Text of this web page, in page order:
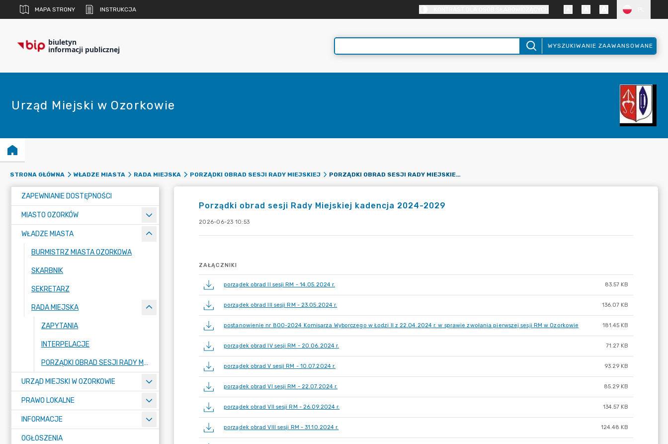
MAPA STRONY INSTRUKCJA
biuletyn
informacji publicznej WYSZUKIWANIE ZAAWANSOWANE
Urząd Miejski w Ozorkowie
STRONA GŁÓWNA WŁADZE MIASTA RADA MIEJSKA PORZĄDKI OBRAD SESJI RADY MIEJSKIEJ PORZĄDKI OBRAD SESJI RADY MIEJSKIEJ KADENCJA 2024-2029
ZAPEWNIANIE DOSTĘPNOŚCI
MIASTO OZORKÓW
WŁADZE MIASTA
BURMISTRZ MIASTA OZORKOWA
SKARBNIK
SEKRETARZ
RADA MIEJSKA
ZAPYTANIA
INTERPELACJE
PORZĄDKI OBRAD SESJI RADY MIEJSKIEJ
URZĄD MIEJSKI W OZORKOWIE
PRAWO LOKALNE
INFORMACJE
OGŁOSZENIA
Porządki obrad sesji Rady Miejskiej kadencja 2024-2029
2026-06-23 10:53
ZAŁĄCZNIKI
porządek obrad II sesji RM - 14.05.2024 r. 83.57 KB
porządek obrad III sesji RM - 23.05.2024 r. 136.07 KB
postanowienie nr 800-2024 Komisarza Wyborczego w Łodzi II z 22.04.2024 r. w sprawie zwołania pierwszej sesji RM w Ozorkowie 181.45 KB
porządek obrad IV sesji RM - 20.06.2024 r. 71.27 KB
porządek obrad V sesji RM - 10.07.2024 r. 93.29 KB
porządek obrad VI sesji RM - 22.07.2024 r. 85.29 KB
porządek obrad VII sesji RM - 26.09.2024 r. 134.57 KB
porządek obrad VIII sesji RM - 31.10.2024 r. 124.48 KB